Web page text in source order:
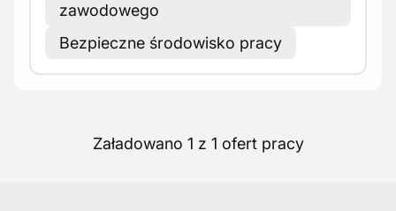
zawodowego
Bezpieczne środowisko pracy
Załadowano 1 z 1 ofert pracy